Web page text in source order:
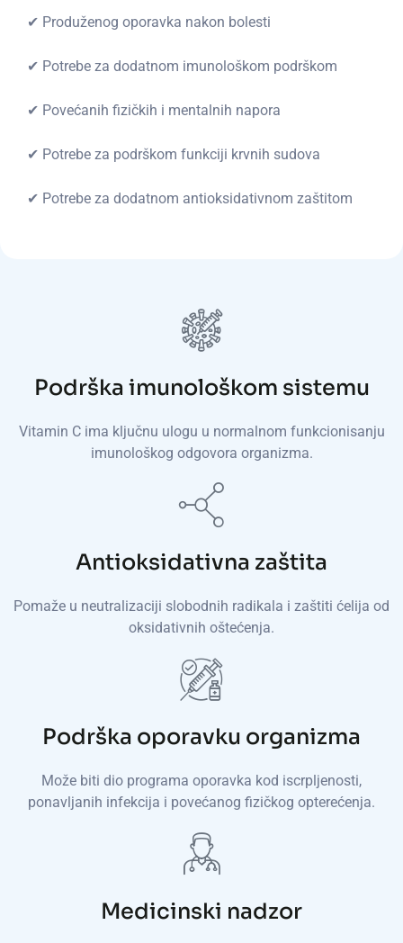
✔ Produženog oporavka nakon bolesti
✔ Potrebe za dodatnom imunološkom podrškom
✔ Povećanih fizičkih i mentalnih napora
✔ Potrebe za podrškom funkciji krvnih sudova
✔ Potrebe za dodatnom antioksidativnom zaštitom
Podrška imunološkom sistemu
Vitamin C ima ključnu ulogu u normalnom funkcionisanju
imunološkog odgovora organizma.
Antioksidativna zaštita
Pomaže u neutralizaciji slobodnih radikala i zaštiti ćelija od
oksidativnih oštećenja.
Podrška oporavku organizma
Može biti dio programa oporavka kod iscrpljenosti,
ponavljanih infekcija i povećanog fizičkog opterećenja.
Medicinski nadzor